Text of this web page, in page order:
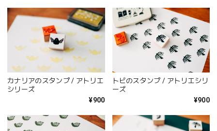
カナリアのスタンプ / アトリエ
シリーズ
¥900
トビのスタンプ / アトリエシリ
ーズ
¥900